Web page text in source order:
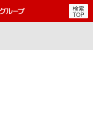
郵便局・日本郵政グルー
検索
TOP